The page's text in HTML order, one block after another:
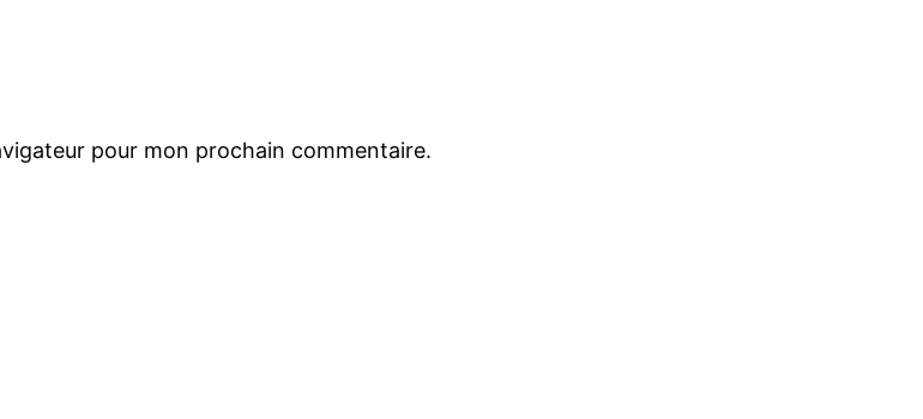
pour mon prochain commentaire.